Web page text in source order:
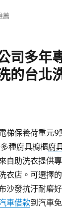
薦
司多年
的台北
梯保養荷重元
種廚具櫥櫃廚
自助洗衣提供
衣店。可選擇
沙發抗汙耐磨
車借款到汽車